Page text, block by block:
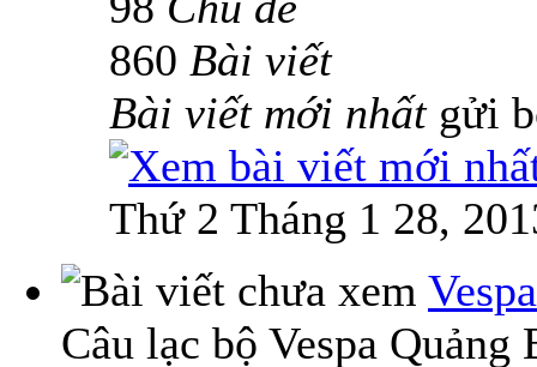
860 Bài viết
Bài viết mới nhấtgửi
Thứ 2 Tháng 1 28,
Câu lạc bộ Vespa Quảng